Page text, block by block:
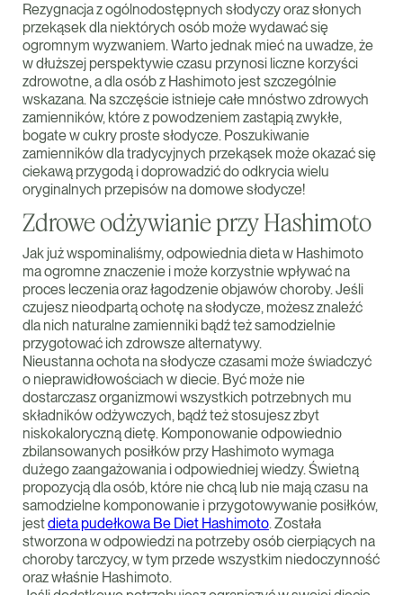
Rezygnacja z ogólnodostępnych słodyczy oraz słonych
przekąsek dla niektórych osób może wydawać się
ogromnym wyzwaniem. Warto jednak mieć na uwadze, że
w dłuższej perspektywie czasu przynosi liczne korzyści
zdrowotne, a dla osób z Hashimoto jest szczególnie
wskazana. Na szczęście istnieje całe mnóstwo zdrowych
zamienników, które z powodzeniem zastąpią zwykłe,
bogate w cukry proste słodycze. Poszukiwanie
zamienników dla tradycyjnych przekąsek może okazać się
ciekawą przygodą i doprowadzić do odkrycia wielu
oryginalnych przepisów na domowe słodycze!
Zdrowe odżywianie przy Hashimoto
Jak już wspominaliśmy, odpowiednia dieta w Hashimoto
ma ogromne znaczenie i może korzystnie wpływać na
proces leczenia oraz łagodzenie objawów choroby. Jeśli
czujesz nieodpartą ochotę na słodycze, możesz znaleźć
dla nich naturalne zamienniki bądź też samodzielnie
przygotować ich zdrowsze alternatywy.
Nieustanna ochota na słodycze czasami może świadczyć
o nieprawidłowościach w diecie. Być może nie
dostarczasz organizmowi wszystkich potrzebnych mu
składników odżywczych, bądź też stosujesz zbyt
niskokaloryczną dietę. Komponowanie odpowiednio
zbilansowanych posiłków przy Hashimoto wymaga
dużego zaangażowania i odpowiedniej wiedzy. Świetną
propozycją dla osób, które nie chcą lub nie mają czasu na
samodzielne komponowanie i przygotowywanie posiłków,
jestdieta pudełkowa Be Diet Hashimoto. Została
stworzona w odpowiedzi na potrzeby osób cierpiących na
choroby tarczycy, w tym przede wszystkim niedoczynność
oraz właśnie Hashimoto.